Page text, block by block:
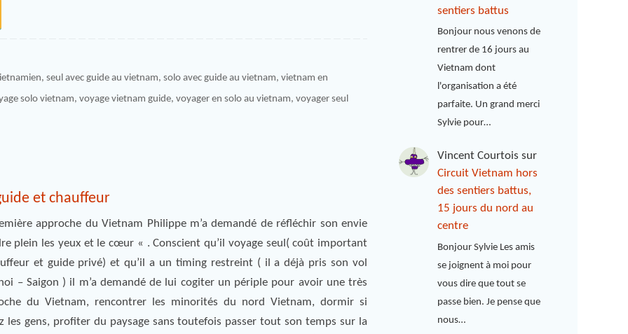
,seul avec guide au vietnam,solo avec guide au vietnam,vietnam en
solo vietnam, voyage vietnam guide, voyager en solo au vietnam, voyager seul
et chauffeur
approche du Vietnam Philippe m’a demandé de réfléchir son envie
plein les yeux et le cœur « . Conscient qu’il voyage seul( coût important
et guide privé) et qu’il a un timing restreint ( il a déjà pris son vol
– Saigon ) il m’a demandé de lui cogiter un périple pour avoir une très
du Vietnam, rencontrer les minorités du nord Vietnam, dormir si
les gens, profiter du paysage sans toutefois passer tout son temps sur la
sentiers battus
Bonjour nous venons de
rentrer de 16 jours au
Vietnam dont
l'organisation a été
parfaite. Un grand merci
Sylvie pour…
Vincent Courtois sur
Circuit Vietnam hors
des sentiers battus,
15 jours du nord au
centre
Bonjour Sylvie Les amis
se joignent à moi pour
vous dire que tout se
passe bien. Je pense que
nous…